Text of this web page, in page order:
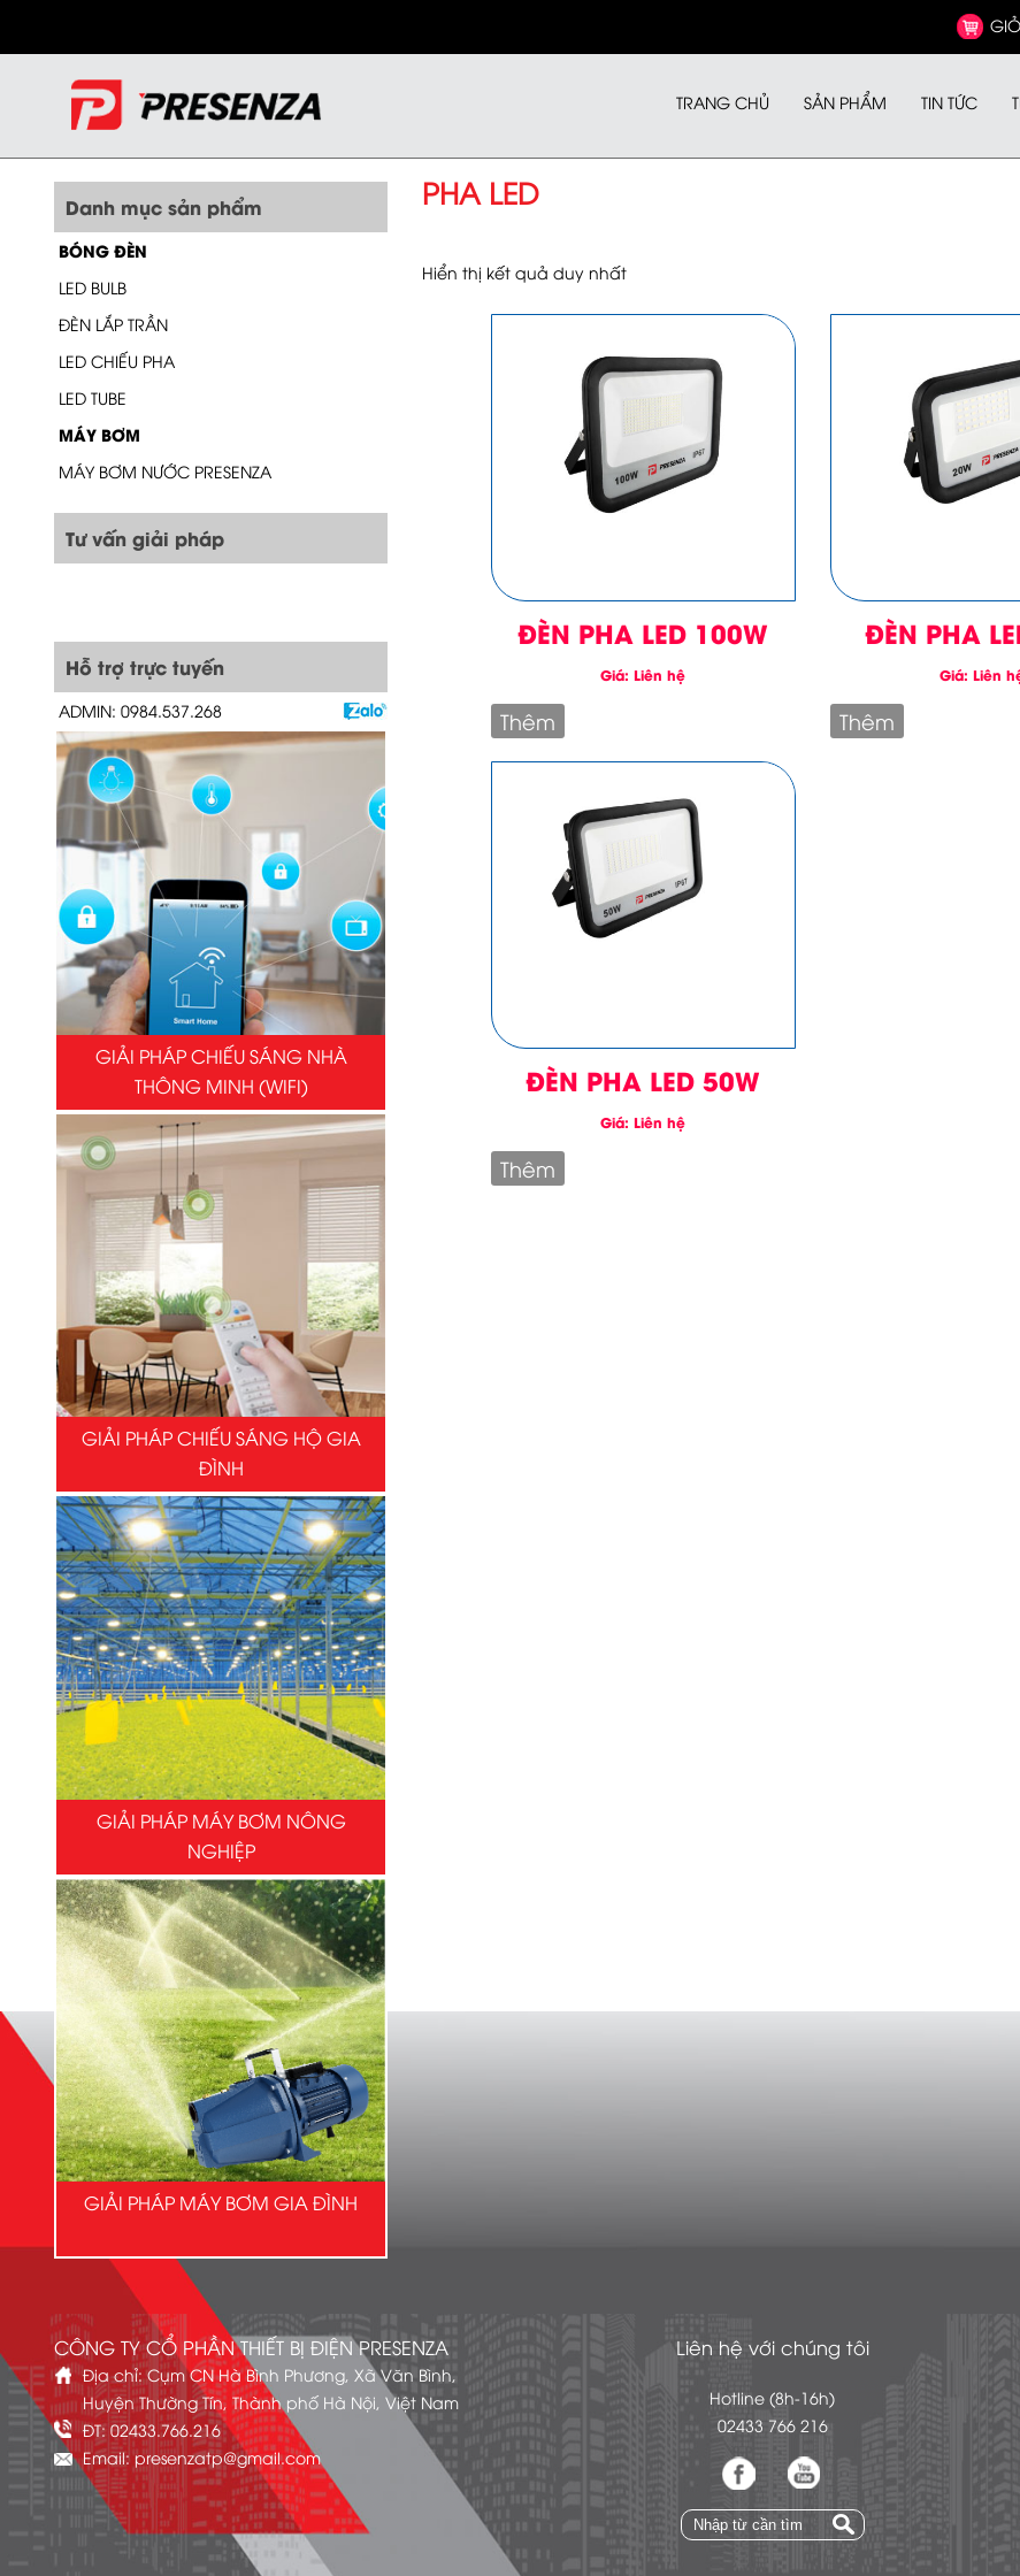
TRANG CHỦ SẢN PHẨM TIN TỨC
Danh mục sản phẩm
BÓNG ĐÈN
LED BULB
ĐÈN LẮP TRẦN
LED CHIẾU PHA
LED TUBE
MÁY BƠM
MÁY BƠM NƯỚC PRESENZA
Tư vấn giải pháp
Hỗ trợ trực tuyến
ADMIN: 0984.537.268
GIẢI PHÁP CHIẾU SÁNG NHÀ
THÔNG MINH (WIFI)
GIẢI PHÁP CHIẾU SÁNG HỘ GIA
ĐÌNH
GIẢI PHÁP MÁY BƠM NÔNG
NGHIỆP
GIẢI PHÁP MÁY BƠM GIA ĐÌNH
PHA LED
Hiển thị kết quả duy nhất
ĐÈN PHA LED 100W
Giá: Liên hệ
Thêm
ĐÈN PHA
Giá: Liên
Thêm
ĐÈN PHA LED 50W
Giá: Liên hệ
Thêm
CÔNG TY CỔ PHẦN THIẾT BỊ ĐIỆN PRESENZA
Địa chỉ: Cụm CN Hà Bình Phương, Xã Văn Bình,
Huyện Thường Tín, Thành phố Hà Nội, Việt Nam
ĐT: 02433.766.216
Email: presenzatp@gmail.com
Liên hệ với chúng tôi
Hotline (8h-16h)
02433 766 216